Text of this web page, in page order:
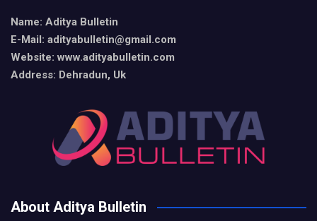
Name: Aditya Bulletin
E-Mail: adityabulletin@gmail.com
Website: www.adityabulletin.com
Address: Dehradun, Uk
About Aditya Bulletin